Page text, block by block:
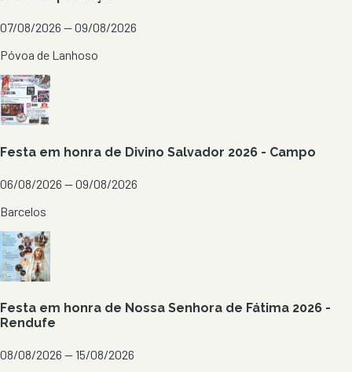
07/08/2026 — 09/08/2026
Póvoa de Lanhoso
Festa em honra de Divino Salvador 2026 - Campo
06/08/2026 — 09/08/2026
Barcelos
Festa em honra de Nossa Senhora de Fátima 2026 -
Rendufe
08/08/2026 — 15/08/2026